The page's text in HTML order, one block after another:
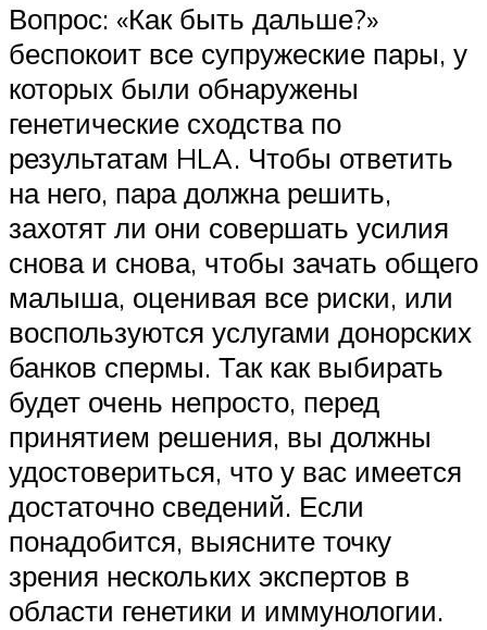
Вопрос: «Как быть дальше?»
беспокоит все супружеские пары, у
которых были обнаружены
генетические сходства по
результатам HLA. Чтобы ответить
на него, пара должна решить,
захотят ли они совершать усилия
снова и снова, чтобы зачать общего
малыша, оценивая все риски, или
воспользуются услугами донорских
банков спермы. Так как выбирать
будет очень непросто, перед
принятием решения, вы должны
удостовериться, что у вас имеется
достаточно сведений. Если
понадобится, выясните точку
зрения нескольких экспертов в
области генетики и иммунологии.